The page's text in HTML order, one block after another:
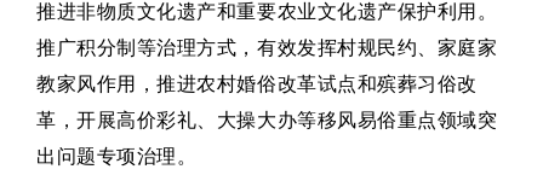
推进非物质文化遗产和重要农业文化遗产保护利用。
推广积分制等治理方式，有效发挥村规民约、家庭家
教家风作用，推进农村婚俗改革试点和殡葬习俗改
革，开展高价彩礼、大操大办等移风易俗重点领域突
出问题专项治理。